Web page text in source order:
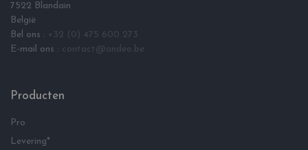
7522 Blandain
België
Bel ons : +32 (0) 475 600 273
E-mail ons : contact@andeo.be
Producten
Pro
Levering*